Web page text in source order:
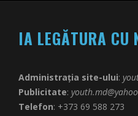
IA LEGĂTURA CU
Administrația site-ului:
Publicitate:
Telefon: +373 69 588 273